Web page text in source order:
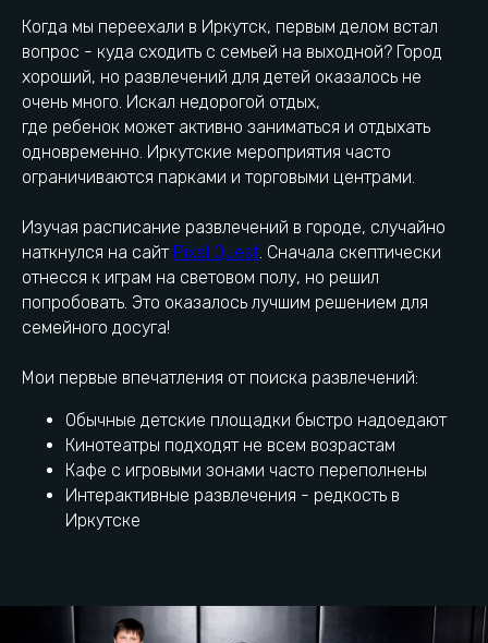
Когда мы переехали в Иркутск, первым делом встал
вопрос - куда сходить с семьей на выходной? Город
хороший, но развлечений для детей оказалось не
очень много. Искал недорогой отдых,
где ребенок может активно заниматься и отдыхать
одновременно. Иркутские мероприятия часто
ограничиваются парками и торговыми центрами.
Изучая расписание развлечений в городе, случайно
наткнулся на сайт Pixel Quest. Сначала скептически
отнесся к играм на световом полу, но решил
попробовать. Это оказалось лучшим решением для
семейного досуга!
Мои первые впечатления от поиска развлечений:
Обычные детские площадки быстро надоедают
Кинотеатры подходят не всем возрастам
Кафе с игровыми зонами часто переполнены
Интерактивные развлечения - редкость в
Иркутске
Pixel Quest - адрес и особенности